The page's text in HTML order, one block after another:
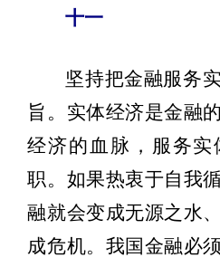
十一
坚持把金融服务
旨。实体经济是金融
经济的血脉，服务
职。如果热衷于自我
融就会变成无源之水
成危机。我国金融必